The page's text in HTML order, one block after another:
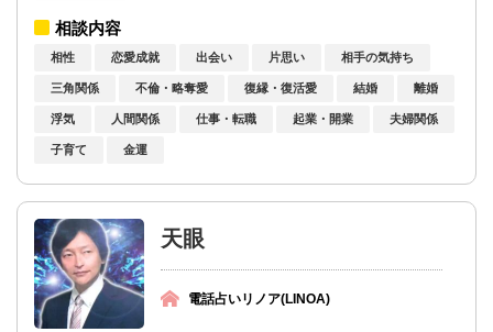
相談内容
相性 恋愛成就 出会い 片思い 相手の気持ち
三角関係 不倫・略奪愛 復縁・復活愛 結婚 離婚
浮気 人間関係 仕事・転職 起業・開業 夫婦関係
子育て 金運
天眼
電話占いリノア(LINOA)